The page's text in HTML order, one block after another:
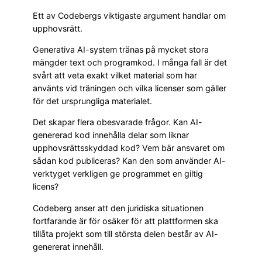
Ett av Codebergs viktigaste argument handlar om
upphovsrätt.
Generativa AI-system tränas på mycket stora
mängder text och programkod. I många fall är det
svårt att veta exakt vilket material som har
använts vid träningen och vilka licenser som gäller
för det ursprungliga materialet.
Det skapar flera obesvarade frågor. Kan AI-
genererad kod innehålla delar som liknar
upphovsrättsskyddad kod? Vem bär ansvaret om
sådan kod publiceras? Kan den som använder AI-
verktyget verkligen ge programmet en giltig
licens?
Codeberg anser att den juridiska situationen
fortfarande är för osäker för att plattformen ska
tillåta projekt som till största delen består av AI-
genererat innehåll.